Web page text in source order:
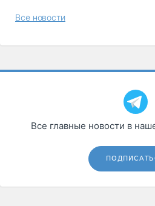
Все новости
Все главные новости в